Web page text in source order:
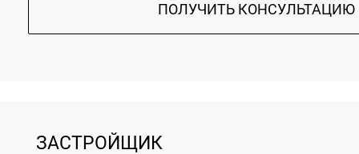
ПОЛУЧИТЬ КОНСУЛЬТАЦИЮ
ЗАСТРОЙЩИК